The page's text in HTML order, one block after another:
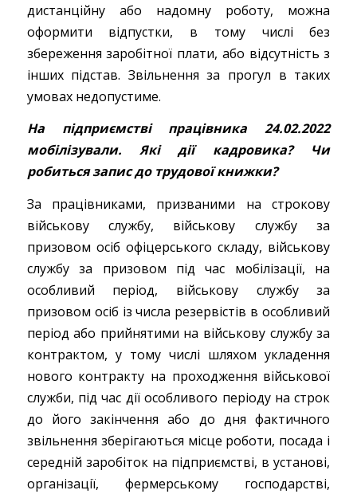
дистанційну або надомну роботу, можна
оформити відпустки, в тому числі без
збереження заробітної плати, або відсутність з
інших підстав. Звільнення за прогул в таких
умовах недопустиме.
На підприємстві працівника 24.02.2022
мобілізували. Які дії кадровика? Чи
робиться запис до трудової книжки?
За працівниками, призваними на строкову
військову службу, військову службу за
призовом осіб офіцерського складу, військову
службу за призовом під час мобілізації, на
особливий період, військову службу за
призовом осіб із числа резервістів в особливий
період або прийнятими на військову службу за
контрактом, у тому числі шляхом укладення
нового контракту на проходження військової
служби, під час дії особливого періоду на строк
до його закінчення або до дня фактичного
звільнення зберігаються місце роботи, посада і
середній заробіток на підприємстві, в установі,
організації, фермерському господарстві,